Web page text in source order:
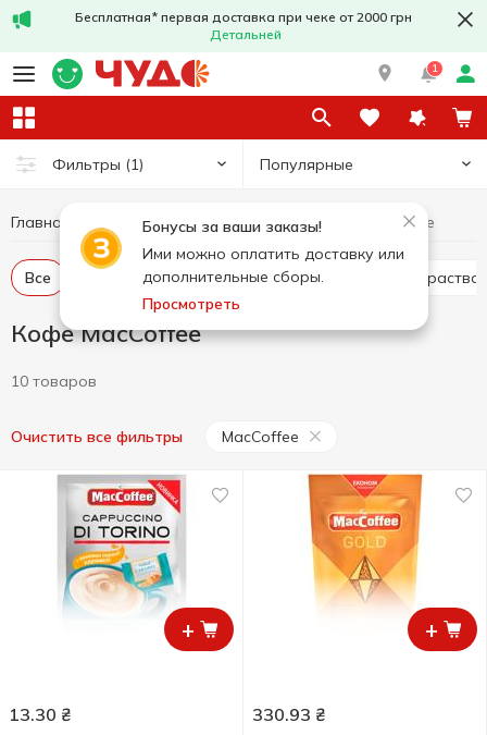
Бесплатная* первая доставка при чеке от 2000 грн
Детальней
1
Фильтры (1) Популярные
Бонусы за ваши заказы!
Ими можно оплатить доставку или
дополнительные сборы.
Просмотреть
Главная Горячие напитки Кофе Кофе MacCoffee
Все Кофе молотый Кофе в зернах Кофе
Кофе MacCoffee
10 товаров
Очистить все фильтры MacCoffee
+
13.30 ₴
+
330.93 ₴